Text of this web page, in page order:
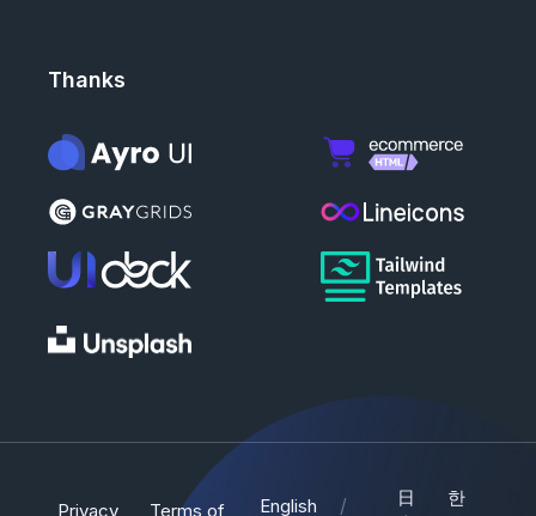
Thanks
Privacy Terms of English /
日
한